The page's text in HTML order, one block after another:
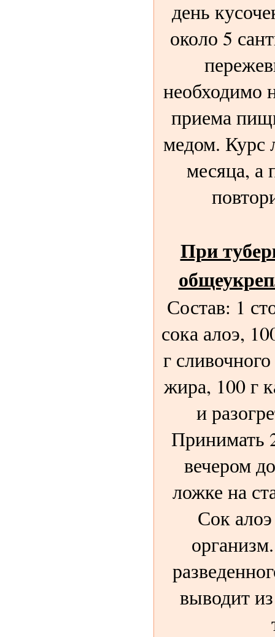
день
около 5
необходимо
приема
медом. Курс
месяца, а
При
Состав: 1
сока алоэ,
г
жира, 100 г
и
Принимать
вечером
ложке на
Сок
выводит